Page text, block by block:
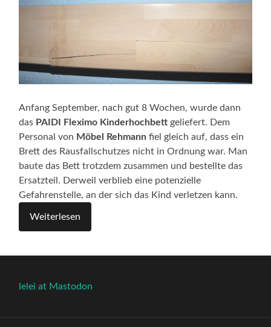
Anfang September, nach gut 8 Wochen, wurde dann
das PAIDI Fleximo Kinderhochbett geliefert. Dem
Personal von Möbel Rehmann fiel gleich auf, dass ein
Brett des Rausfallschutzes nicht in Ordnung war. Man
baute das Bett trotzdem zusammen und bestellte das
Ersatzteil. Derweil verblieb eine potenzielle
Gefahrenstelle, an der sich das Kind verletzen kann.
Weiterlesen
lelei at Mastodon